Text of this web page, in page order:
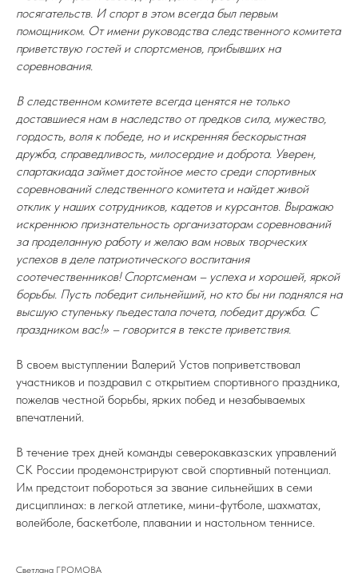
посягательств. И спорт в этом всегда был первым
помощником. От имени руководства следственного комитета
приветствую гостей и спортсменов, прибывших на
соревнования.
В следственном комитете всегда ценятся не только
доставшиеся нам в наследство от предков сила, мужество,
гордость, воля к победе, но и искренняя бескорыстная
дружба, справедливость, милосердие и доброта. Уверен,
спартакиада займет достойное место среди спортивных
соревнований следственного комитета и найдет живой
отклик у наших сотрудников, кадетов и курсантов. Выражаю
искреннюю признательность организаторам соревнований
за проделанную работу и желаю вам новых творческих
успехов в деле патриотического воспитания
соотечественников! Спортсменам – успеха и хорошей, яркой
борьбы. Пусть победит сильнейший, но кто бы ни поднялся на
высшую ступеньку пьедестала почета, победит дружба. С
праздником вас!» – говорится в тексте приветствия.
В своем выступлении Валерий Устов поприветствовал
участников и поздравил с открытием спортивного праздника,
пожелав честной борьбы, ярких побед и незабываемых
впечатлений.
В течение трех дней команды северокавказских управлений
СК России продемонстрируют свой спортивный потенциал.
Им предстоит побороться за звание сильнейших в семи
дисциплинах: в легкой атлетике, мини-футболе, шахматах,
волейболе, баскетболе, плавании и настольном теннисе.
Светлана ГРОМОВА